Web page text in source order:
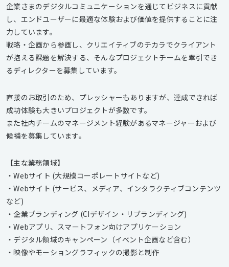
企業さまのデジタルコミュニケーションを通じてビジネスに貢献
し、エンドユーザーに最適な体験および価値を提供することに注
力しています。
戦略・企画から参画し、クリエイティブのチカラでクライアント
が抱える課題を解決する、そんなプロジェクトチームを牽引でき
るディレクターを募集しています。
直接のお取引のため、プレッシャーもありますが、達成できれば
成功体験も大きいプロジェクトが多数です。
また社内チームのマネージメント経験があるマネージャーおよび
候補を募集しています。
【主な業務領域】
・Webサイト (大規模コーポレートサイトなど)
・Webサイト (サービス、メディア、インタラクティブコンテンツ
など)
・企業ブランディング (CIデザイン・リブランディング)
・Webアプリ、スマートフォン向けアプリケーション
・デジタル領域のキャンペーン（イベント企画など含む）
・映像やモーショングラフィックの撮影と制作